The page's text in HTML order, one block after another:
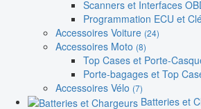
Scanners et Interfaces
Programmation ECU et
Accessoires Voiture (24)
Accessoires Moto (8)
Top Cases et Porte-
Porte-bagages et Top
Accessoires Vélo (7)
Batteries et